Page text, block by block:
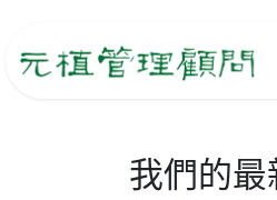
我們的